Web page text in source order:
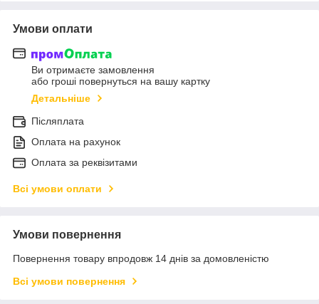
Умови оплати
Ви отримаєте замовлення
або гроші повернуться на вашу картку
Детальніше
Післяплата
Оплата на рахунок
Оплата за реквізитами
Всі умови оплати
Умови повернення
Повернення товару впродовж 14 днів за домовленістю
Всі умови повернення